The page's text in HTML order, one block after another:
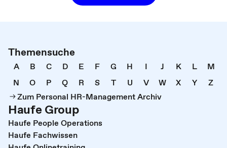
Themensuche
A B C D E F G H I J K L
M
N
O P Q R S T U V W X Y
Z
Zum Personal HR-Management Archiv
Haufe Group
Haufe People Operations
Haufe Fachwissen